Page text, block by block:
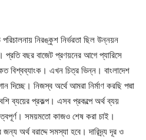
নিরঙ্কুশ নির্ভরতা ছিল উন্নয়ন
বছর বাজেট প্রণয়নের আগে প্যারিসে
বিশ্বব্যাংক। এখন চিত্র ভিন্ন। বাংলাদেশ
দিচ্ছে। নিজস্ব অর্থে আমরা নির্মাণ করছি পদ্মা
ব্যয়ের প্রকল্প। এসব প্রকল্পে অর্থ ব্যয়
সময়মতো কাজও শেষ করা চাই।
অর্থ বরাদ্দে সমস্যা হবে। দারিদ্র্য দূর ও